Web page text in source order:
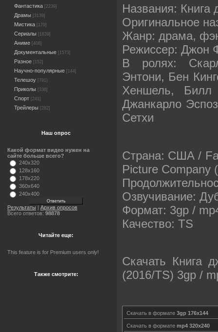
Фантастика [2239]
Драмы [3139]
Мистика [179]
Сериалы [1839]
Аниме [408]
Документальные [1573]
Разное [152]
Научно-популярные [144]
Телешоу [791]
Приколы [336]
Спорт [241]
Трейлеры [282]
Наш опрос
Какой формат видео нужен на
сайте больше всего?
240x320
128x160
178x220
360x640
240x400
Результаты | Архив опросов
Всего ответов: 98878
Читайте еще:
This feature is for Premium users only!
Также смотрите:
Названия: Книга
Оригинальное
Жанр: драма,
Режиссер: Джон
В ролях:
Энтони, Бен
Хеншель, Билл
Джанкарло
Сетхи
Страна: США /
Picture Company
Озвучивание:
Формат: 3gp /
Качество: TS
Скачать Книга
(2016/TS) 3gp /
Скачать в формате 3gp 176x144
Скачать в формате mp4 320x240